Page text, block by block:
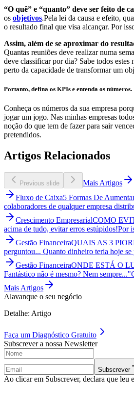
“O quê” e “quanto” deve ser feito de
os objetivos.Pela lei da causa e efeito,
o resultado final que visa alcançar. Por
Assim, além de se aproximar do
Quantas reuniões deve realizar numa
deve classificar por dia? Sabe todos
perto da capacidade de transformar um
Portanto, defina os KPIs e entenda os números.
Conheça os números da sua empresa
jogar um jogo. Nas minhas empresas
noção do que tem de fazer para sair
pretendidos.
Artigos Relacionados
Previous slide
Mais Artigos
Fluxo de Caixa5 Formas De
colaboradores de qualquer empresa
Crescimento EmpresarialCOMO
acima de tudo, evitar erros estúpidos!Por
Gestão FinanceiraQUAIS AS 3
perguntou... Quanto dinheiro teria hoje se
Gestão FinanceiraONDE ESTÁ O
Fantástico não é mesmo? Nem
Mais Artigos
Alavanque o seu negócio
Detalhe: Artigo
Faça um Diagnóstico Gratuito
Subscrever a nossa Newsletter
Subscrever
Ao clicar em Subscrever, declara que leu